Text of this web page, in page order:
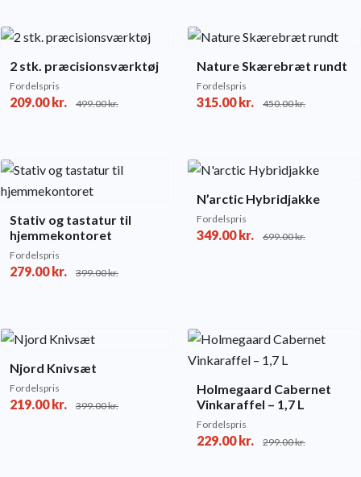
2 stk. præcisionsværktøj
Fordelspris
209.00kr. 499.00kr.
Nature Skærebræt rundt
Fordelspris
315.00kr. 450.00kr.
Stativ og tastatur til
hjemmekontoret
Fordelspris
279.00kr. 399.00kr.
N’arctic Hybridjakke
Fordelspris
349.00kr. 699.00kr.
Njord Knivsæt
Fordelspris
219.00kr. 399.00kr.
Holmegaard Cabernet
Vinkaraffel – 1,7 L
Fordelspris
229.00kr. 299.00kr.